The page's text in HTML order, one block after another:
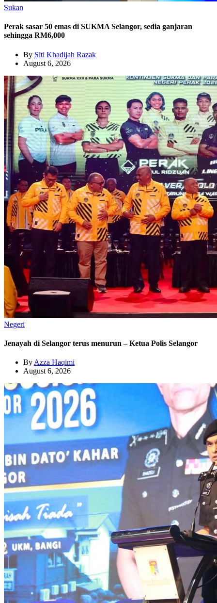
Sukan
Perak sasar 50 emas di SUKMA Selangor, sedia ganjaran
sehingga RM6,000
By Siti Khadijah Razak
August 6, 2026
Negeri
Jenayah di Selangor terus menurun – Ketua Polis Selangor
By Azza Haqimi
August 6, 2026